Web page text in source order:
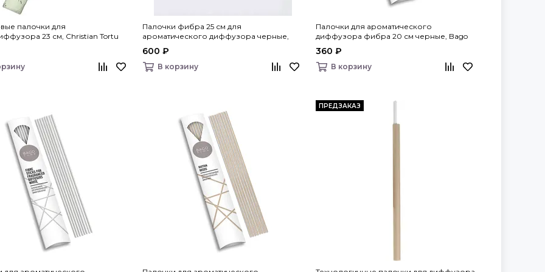
палочки для
23 см, Christian Tortu
Палочки фибра 25 см для
ароматического диффузора черные,
600 ₽
В корзину
Палочки для ароматического
диффузора фибра 20 см черные, Bago
360 ₽
В корзину
ПРЕДЗАКАЗ